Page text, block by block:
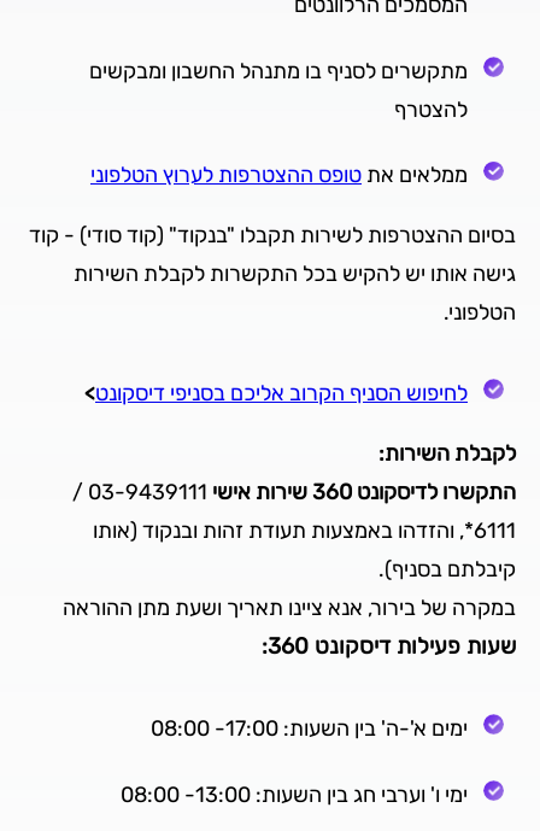
מתקשרים לסניף בו מתנהל החשבון ומבקשים
להצטרף
ממלאים את טופס ההצטרפות לערוץ הטלפוני
בסיום ההצטרפות לשירות תקבלו "בנקוד" (קוד סודי) - קוד
גישה אותו יש להקיש בכל התקשרות לקבלת השירות
הטלפוני.
לחיפוש הסניף הקרוב אליכם בסניפי דיסקונט>
לקבלת השירות:
התקשרו לדיסקונט 360 שירות אישי
03-9439111 /
6111*, והזדהו באמצעות תעודת זהות ובנקוד (אותו
קיבלתם בסניף).
במקרה של בירור, אנא ציינו תאריך ושעת מתן ההוראה
שעות פעילות דיסקונט 360:
ימים א'-ה' בין השעות: 17:00- 08:00
ימי ו' וערבי חג בין השעות: 13:00- 08:00